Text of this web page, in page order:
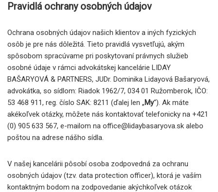
Pravidlá ochrany osobných údajov
Ochrana osobných údajov našich klientov a iných fyzických
osôb je pre nás dôležitá. Tieto pravidlá vysvetľujú, akým
spôsobom spracúvame pri poskytovaní právnych služieb
osobné údaje v rámci advokátskej kancelárie LIDAY
BAŠARYOVÁ & PARTNERS, JUDr. Dominika Lidayová Bašaryová,
advokátka, so sídlom: Riadok 1962/7, 034 01 Ružomberok, IČO:
53 468 911, reg. číslo SAK: 8211 (ďalej len „My“). Ak máte
akékoľvek otázky, môžete nás kontaktovať telefonicky na +421
(0) 905 633 567, e-mailom na office@lidaybasaryova.sk alebo
poštou na adrese nášho sídla.
V našej kancelárii pôsobí osoba zodpovedná za ochranu
osobných údajov (tzv. data protection officer), ktorá je vaším
kontaktným bodom na zodpovedanie akýchkoľvek otázok